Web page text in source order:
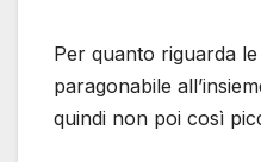
Per quanto riguarda
paragonabile
quindi non poi così